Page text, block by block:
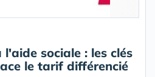
sociale : les clés
le tarif différencié